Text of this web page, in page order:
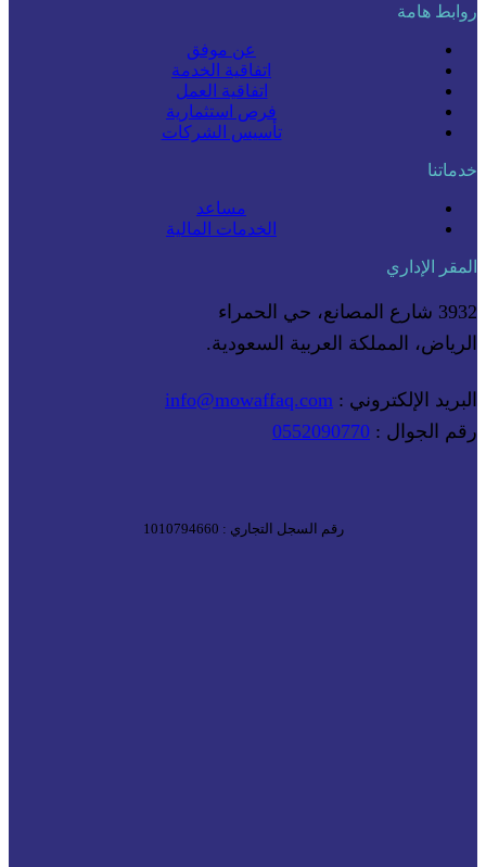
روابط هامة
عن موفق
اتفاقية الخدمة
اتفاقية العمل
فرص استثمارية
تأسيس الشركات
خدماتنا
مساعد
الخدمات المالية
المقر الإداري
3932 شارع المصانع، حي الحمراء
الرياض، المملكة العربية السعودية.
البريد الإلكتروني : info@mowaffaq.com
رقم الجوال : 0552090770
رقم السجل التجاري : 1010794660